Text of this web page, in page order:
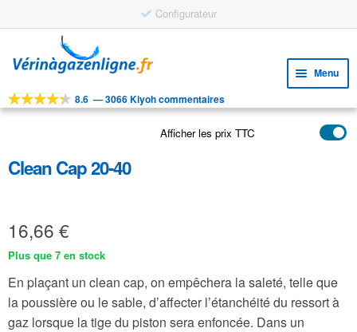
Configurateur
à
navigation
au
Menu
OUTILS
le
menu
APPLICATIONS
FAQ
8.6 —3066 Kiyoh commentaires
Afficher les prix TTC
Clean Cap 20-40
16,66 €
Plus que 7 en stock
En plaçant un clean cap, on empêchera la saleté, telle que
la poussière ou le sable, d’affecter l’étanchéité du ressort à
gaz lorsque la tige du piston sera enfoncée. Dans un